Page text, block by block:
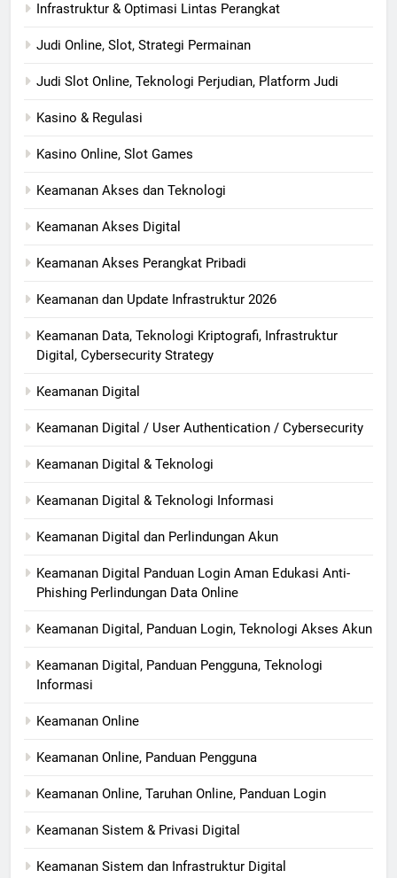
Infrastruktur & Optimasi Lintas Perangkat
Judi Online, Slot, Strategi Permainan
Judi Slot Online, Teknologi Perjudian, Platform Judi
Kasino & Regulasi
Kasino Online, Slot Games
Keamanan Akses dan Teknologi
Keamanan Akses Digital
Keamanan Akses Perangkat Pribadi
Keamanan dan Update Infrastruktur 2026
Keamanan Data, Teknologi Kriptografi, Infrastruktur
Digital, Cybersecurity Strategy
Keamanan Digital
Keamanan Digital / User Authentication / Cybersecurity
Keamanan Digital & Teknologi
Keamanan Digital & Teknologi Informasi
Keamanan Digital dan Perlindungan Akun
Keamanan Digital Panduan Login Aman Edukasi Anti-
Phishing Perlindungan Data Online
Keamanan Digital, Panduan Login, Teknologi Akses Akun
Keamanan Digital, Panduan Pengguna, Teknologi
Informasi
Keamanan Online
Keamanan Online, Panduan Pengguna
Keamanan Online, Taruhan Online, Panduan Login
Keamanan Sistem & Privasi Digital
Keamanan Sistem dan Infrastruktur Digital